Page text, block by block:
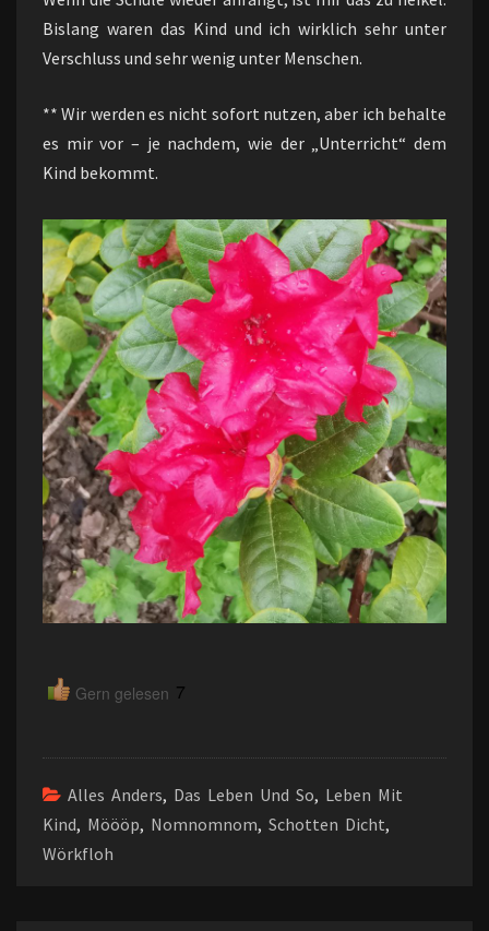
Bislang waren das Kind und ich wirklich sehr unter
Verschluss und sehr wenig unter Menschen.
** Wir werden es nicht sofort nutzen, aber ich behalte
es mir vor – je nachdem, wie der „Unterricht“ dem
Kind bekommt.
Gern gelesen 7
Alles Anders, Das Leben Und So, Leben Mit
Kind, Möööp, Nomnomnom, Schotten Dicht,
Wörkfloh